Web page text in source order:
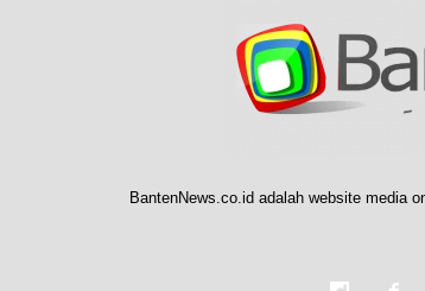
BantenNews.co.id adalah website media